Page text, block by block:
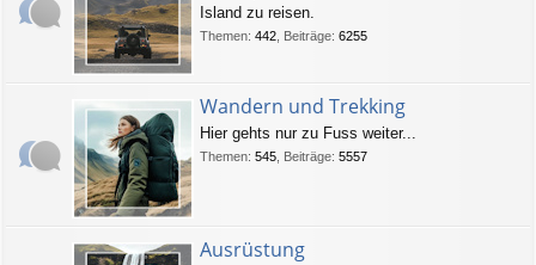
Island zu reisen.
Themen: 442 Beiträge: 6255
Wandern und Trekking
Hier gehts nur zu Fuss weiter...
Themen: 545 Beiträge: 5557
Ausrüstung